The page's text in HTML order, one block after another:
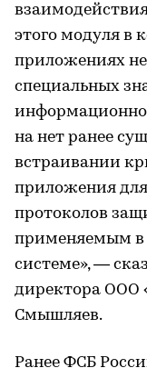
этого модуля в
приложениях не
специальных
на нет ранее
встраивании
приложения
протоколов
применяемым в
системе», —
директора ООО
Смышляев.
Ранее ФСБ